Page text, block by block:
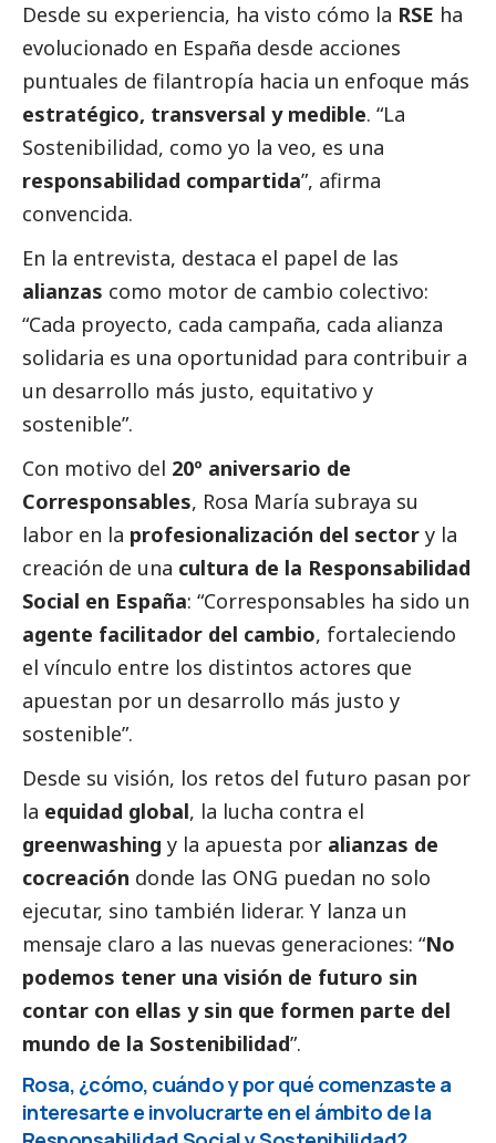
Desde su experiencia, ha visto cómo la RSE ha
evolucionado en España desde acciones
puntuales de filantropía hacia un enfoque más
estratégico, transversal y medible. “La
Sostenibilidad, como yo la veo, es una
responsabilidad compartida”, afirma
convencida.
En la entrevista, destaca el papel de las
alianzas como motor de cambio colectivo:
“Cada proyecto, cada campaña, cada alianza
solidaria es una oportunidad para contribuir a
un desarrollo más justo, equitativo y
sostenible”.
Con motivo del 20º aniversario de
Corresponsables, Rosa María subraya su
labor en la profesionalización del sector y la
creación de una cultura de la Responsabilidad
Social en España: “Corresponsables ha sido un
agente facilitador del cambio, fortaleciendo
el vínculo entre los distintos actores que
apuestan por un desarrollo más justo y
sostenible”.
Desde su visión, los retos del futuro pasan por
la equidad global, la lucha contra el
greenwashing y la apuesta por alianzas de
cocreación donde las ONG puedan no solo
ejecutar, sino también liderar. Y lanza un
mensaje claro a las nuevas generaciones: “No
podemos tener una visión de futuro sin
contar con ellas y sin que formen parte del
mundo de la Sostenibilidad”.
Rosa, ¿cómo, cuándo y por qué comenzaste a
interesarte e involucrarte en el ámbito de la